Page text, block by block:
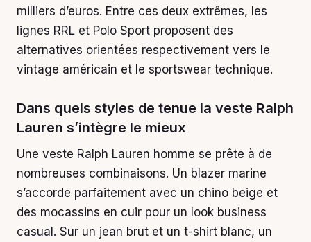
milliers d’euros. Entre ces deux extrêmes, les
lignes RRL et Polo Sport proposent des
alternatives orientées respectivement vers le
vintage américain et le sportswear technique.
Dans quels styles de tenue la veste Ralph
Lauren s’intègre le mieux
Une veste Ralph Lauren homme se prête à de
nombreuses combinaisons. Un blazer marine
s’accorde parfaitement avec un chino beige et
des mocassins en cuir pour un look business
casual. Sur un jean brut et un t-shirt blanc, un